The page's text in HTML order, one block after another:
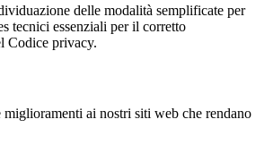
delle modalità semplificate per
tecnici essenziali per il corretto
Codice privacy.
ai nostri siti web che rendano